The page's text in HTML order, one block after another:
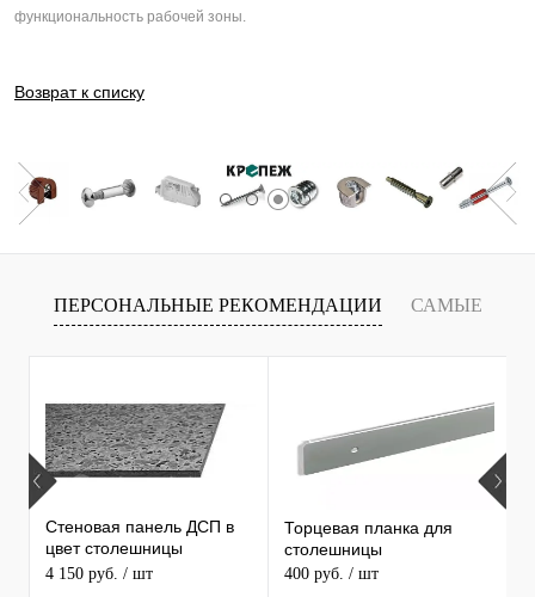
функциональность рабочей зоны.
Возврат к списку
ПЕРСОНАЛЬНЫЕ РЕКОМЕНДАЦИИ САМЫЕ
ПРОДАВАЕМЫЕ ТОВАРЫ
Стеновая панель ДСП в
цвет столешницы
MAERSS
4 150 руб. / шт
Торцевая планка для
столешницы
400 руб. / шт